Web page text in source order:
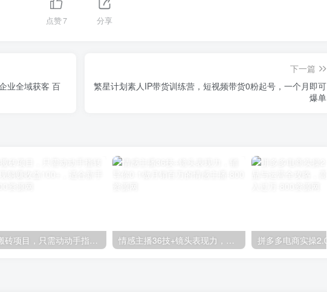
点赞7 分享
业全域获客 百
下一篇
繁星计划素人IP带货训练营，短视频带货0粉起号，一个月即可
爆单